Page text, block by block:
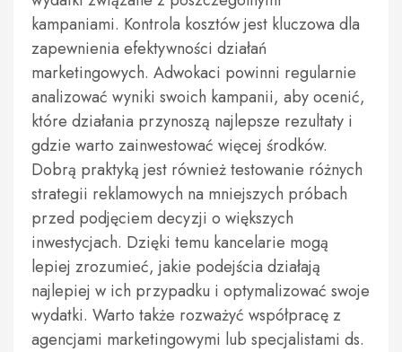
kampaniami. Kontrola kosztów jest kluczowa dla
zapewnienia efektywności działań
marketingowych. Adwokaci powinni regularnie
analizować wyniki swoich kampanii, aby ocenić,
które działania przynoszą najlepsze rezultaty i
gdzie warto zainwestować więcej środków.
Dobrą praktyką jest również testowanie różnych
strategii reklamowych na mniejszych próbach
przed podjęciem decyzji o większych
inwestycjach. Dzięki temu kancelarie mogą
lepiej zrozumieć, jakie podejścia działają
najlepiej w ich przypadku i optymalizować swoje
wydatki. Warto także rozważyć współpracę z
agencjami marketingowymi lub specjalistami ds.